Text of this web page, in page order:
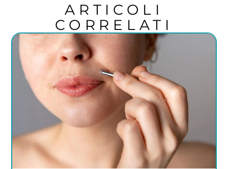
ARTICOLI
CORRELATI